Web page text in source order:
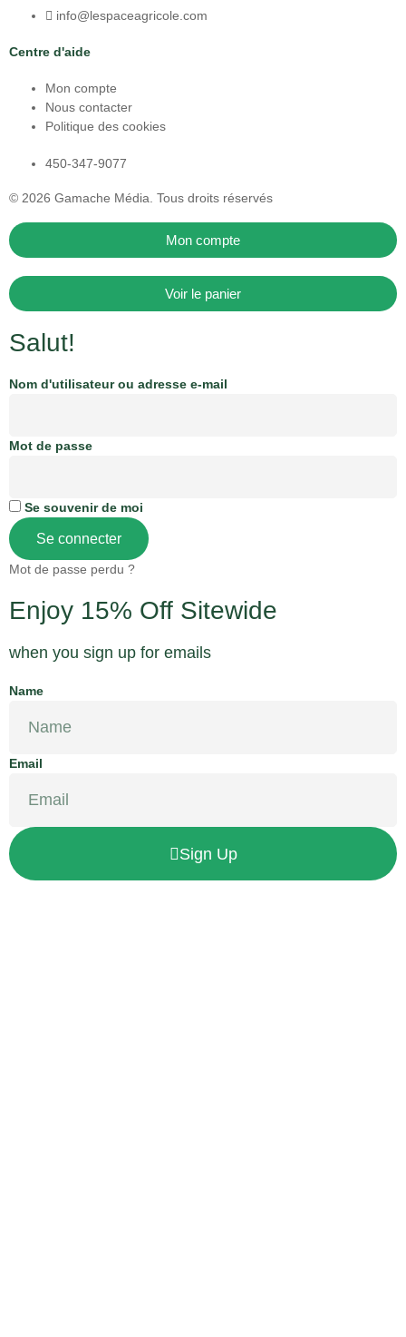
info@lespaceagricole.com
Centre d'aide
Mon compte
Nous contacter
Politique des cookies
450-347-9077
© 2026 Gamache Média. Tous droits réservés
Mon compte
Voir le panier
Salut!
Nom d'utilisateur ou adresse e-mail
Mot de passe
Se souvenir de moi
Se connecter
Mot de passe perdu ?
Enjoy 15% Off Sitewide
when you sign up for emails
Name
Email
Sign Up